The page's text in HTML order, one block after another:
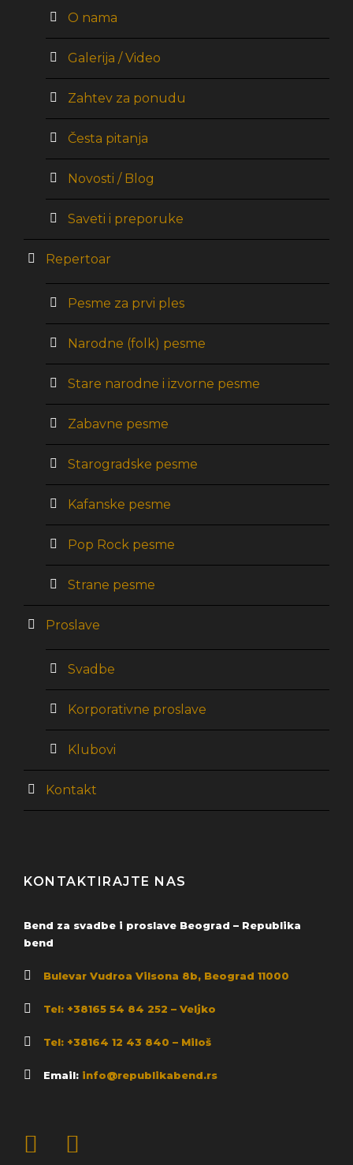
O nama
Galerija / Video
Zahtev za ponudu
Česta pitanja
Novosti / Blog
Saveti i preporuke
Repertoar
Pesme za prvi ples
Narodne (folk) pesme
Stare narodne i izvorne pesme
Zabavne pesme
Starogradske pesme
Kafanske pesme
Pop Rock pesme
Strane pesme
Proslave
Svadbe
Korporativne proslave
Klubovi
Kontakt
KONTAKTIRAJTE NAS
Bend za svadbe i proslave Beograd – Republika
bend
Bulevar Vudroa Vilsona 8b, Beograd 11000
Tel: +38165 54 84 252 – Veljko
Tel: +38164 12 43 840 – Miloš
Email: info@republikabend.rs